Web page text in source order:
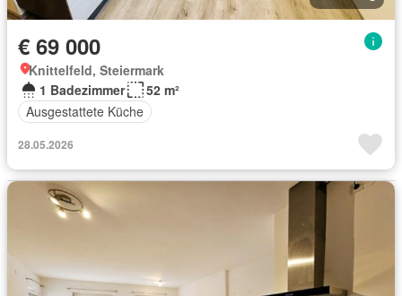
€ 69 000
Knittelfeld, Steiermark
1 Badezimmer
52 m²
Ausgestattete Küche
28.05.2026